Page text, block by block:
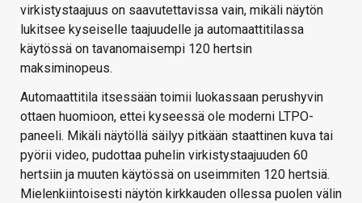
virkistystaajuus on saavutettavissa vain, mikäli näytön
lukitsee kyseiselle taajuudelle ja automaattitilassa
käytössä on tavanomaisempi 120 hertsin
maksiminopeus.
Automaattitila itsessään toimii luokassaan perushyvin
ottaen huomioon, ettei kyseessä ole moderni LTPO-
paneeli. Mikäli näytöllä säilyy pitkään staattinen kuva tai
pyörii video, pudottaa puhelin virkistystaajuuden 60
hertsiin ja muuten käytössä on useimmiten 120 hertsiä.
Mielenkiintoisesti näytön kirkkauden ollessa puolen välin